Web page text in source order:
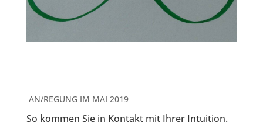
AN/REGUNG IM MAI 2019
So kommen Sie in Kontakt mit Ihrer Intuition.